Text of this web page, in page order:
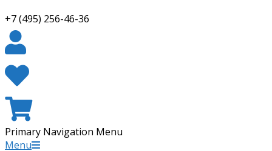
+7 (495) 256-46-36
Primary Navigation Menu
Menu